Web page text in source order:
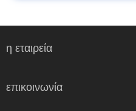
η εταιρεία
επικοινωνία